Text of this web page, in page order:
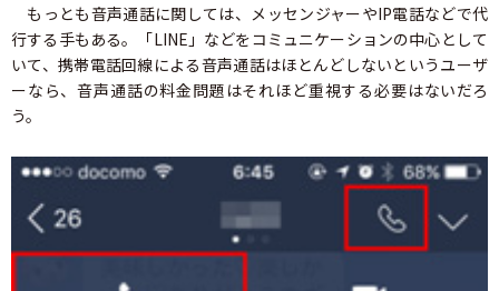
もっとも音声通話に関しては、メッセンジャーやIP電話などで代
行する手もある。「LINE」などをコミュニケーションの中心として
いて、携帯電話回線による音声通話はほとんどしないというユーザ
ーなら、音声通話の料金問題はそれほど重視する必要はないだろ
う。